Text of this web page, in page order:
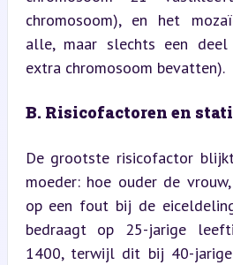
chromosoom), en het
alle, maar slechts een
extra chromosoom bevatten).
B. Risicofactoren en
De grootste risicofactor
moeder: hoe ouder de
op een fout bij de
bedraagt op 25-jarige
1400, terwijl dit bij 40-